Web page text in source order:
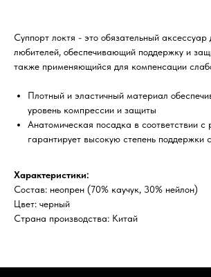
Суппорт локтя - это обязательный
любителей, обеспечивающий поддержку и
также применяющийся для компенсации
Плотный и эластичный материал
уровень компрессии и защиты
Анатомическая посадка в соответствии с
гарантирует высокую степень поддержки
Характеристики:
Состав: неопрен (70% каучук, 30% нейлон)
Цвет: черный
Страна производства: Китай